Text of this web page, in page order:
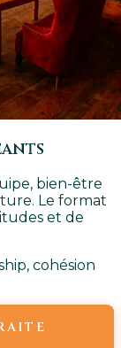
bien-être
Le format
et de
cohésion